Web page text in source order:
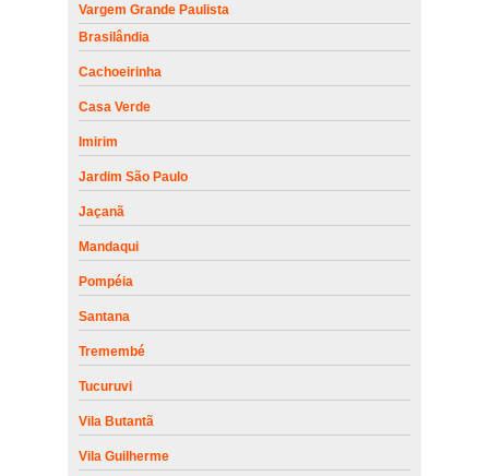
Vargem Grande Paulista
Brasilândia
Cachoeirinha
Casa Verde
Imirim
Jardim São Paulo
Jaçanã
Mandaqui
Pompéia
Santana
Tremembé
Tucuruvi
Vila Butantã
Vila Guilherme